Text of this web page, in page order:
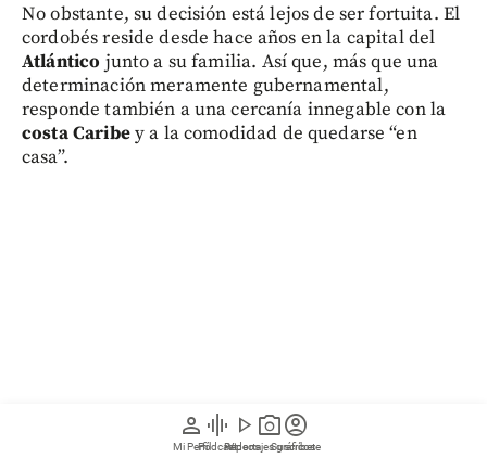
person
Mi Perfil
graphic_eq
Pódcast
play_arrow
Videos
photo_camera
Reportajes gráficos
account_circle
Suscríbete
No obstante, su decisión está lejos de ser fortuita. El
cordobés reside desde hace años en la capital del
Atlántico junto a su familia. Así que, más que una
determinación meramente gubernamental,
responde también a una cercanía innegable con la
costa Caribey a la comodidad de quedarse “en
casa”.